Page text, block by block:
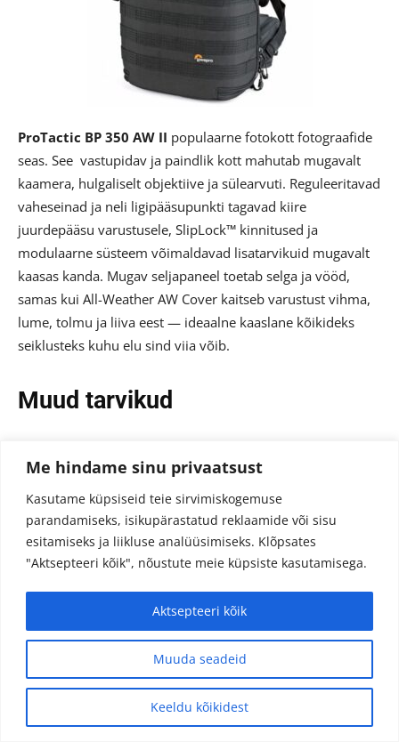
Me hindame sinu privaatsust
Kasutame küpsiseid teie sirvimiskogemuse
parandamiseks, isikupärastatud reklaamide või sisu
esitamiseks ja liikluse analüüsimiseks. Klõpsates
"Aktsepteeri kõik", nõustute meie küpsiste kasutamisega.
Muuda seadeid
Keeldu kõikidest
Aktsepteeri kõik
ProTactic BP 350 AW II populaarne fotokott fotograafide
seas. See vastupidav ja paindlik kott mahutab mugavalt
kaamera, hulgaliselt objektiive ja sülearvuti. Reguleeritavad
vaheseinad ja neli ligipääsupunkti tagavad kiire
juurdepääsu varustusele, SlipLock™ kinnitused ja
modulaarne süsteem võimaldavad lisatarvikuid mugavalt
kaasas kanda. Mugav seljapaneel toetab selga ja vööd,
samas kui All-Weather AW Cover kaitseb varustust vihma,
lume, tolmu ja liiva eest — ideaalne kaaslane kõikideks
seiklusteks kuhu elu sind viia võib.
Muud tarvikud
hetkel soodushinnaga 99€